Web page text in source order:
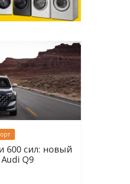
600 сил: новый
Q9